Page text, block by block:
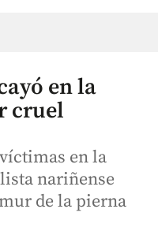
en la
cruel
en la
nariñense
de la pierna